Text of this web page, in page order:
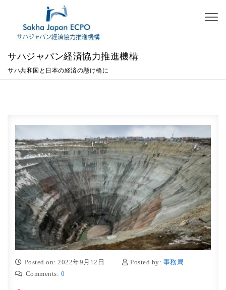
Skip to content
サハジャパン経済協力推進機構
サハ共和国と日本の経済の懸け橋に
Posted on: 2022年9月12日 Posted by: 事務局
Comments: 0